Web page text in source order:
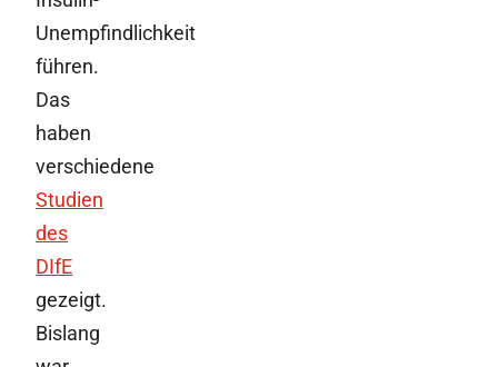
Unempfindlichkeit
führen.
Das
haben
verschiedene
Studien
des
DIfE
gezeigt.
Bislang